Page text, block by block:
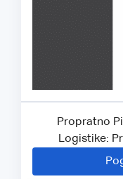
Propratno
Logistike: